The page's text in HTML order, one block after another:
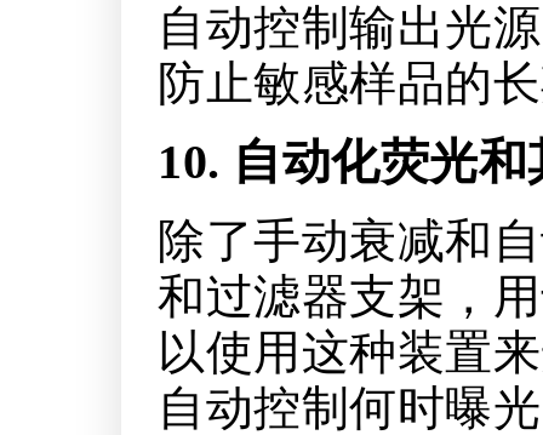
自动控制输出光
防止敏感样品的
10. 自动化荧光
除了手动衰减和
和过滤器支架，
以使用这种装置
自动控制何时曝